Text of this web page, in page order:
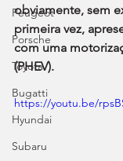
Peugeot
Porsche
Toyota
Bugatti
Hyundai
Subaru
obviamente, sem
primeira vez,
com uma
(PHEV).
https://youtu.be/